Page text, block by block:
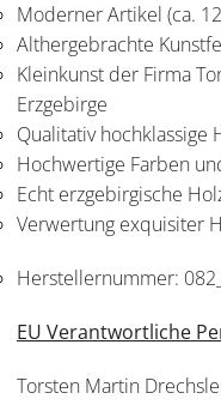
Moderner Artikel (ca.
Althergebrachte
Kleinkunst der Firma
Erzgebirge
Qualitativ hochklassige
Hochwertige Farben
Echt erzgebirgische
Verwertung exquisiter
Herstellernummer:
EU Verantwortliche
Torsten Martin